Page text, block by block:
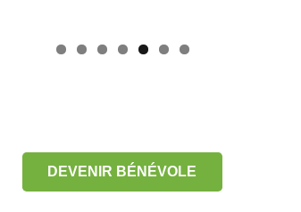
DEVENIR BÉNÉVOLE